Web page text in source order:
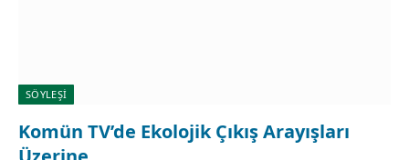
SÖYLEŞİ
Komün TV’de Ekolojik Çıkış Arayışları